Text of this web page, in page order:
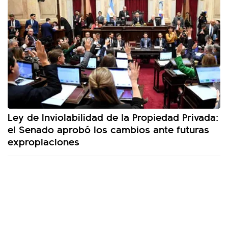
Ley de Inviolabilidad de la Propiedad Privada:
el Senado aprobó los cambios ante futuras
expropiaciones